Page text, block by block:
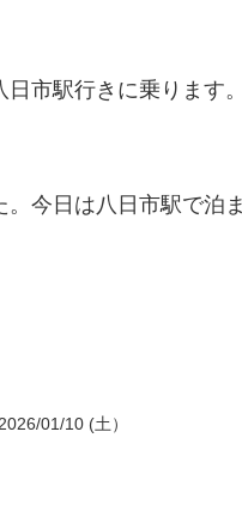
市駅行きに乗ります。
今日は八日市駅で泊
01/10 (土）